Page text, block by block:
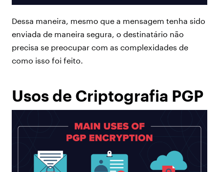
Dessa maneira, mesmo que a mensagem tenha sido
enviada de maneira segura, o destinatário não
precisa se preocupar com as complexidades de
como isso foi feito.
Usos de Criptografia PGP